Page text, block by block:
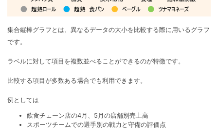
集合縦棒グラフとは、異なるデータの大小を比較する際に用いるグラフ
です。
ラベルに対して項目を複数並べることができるのが特徴です。
比較する項目が多数ある場合でも利用できます。
例としては
飲食チェーン店の4月、5月の店舗別売上高
スポーツチームでの選手別の戦力と守備の評価点